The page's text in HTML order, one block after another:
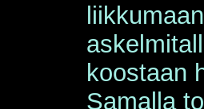
koostaan
Samalla